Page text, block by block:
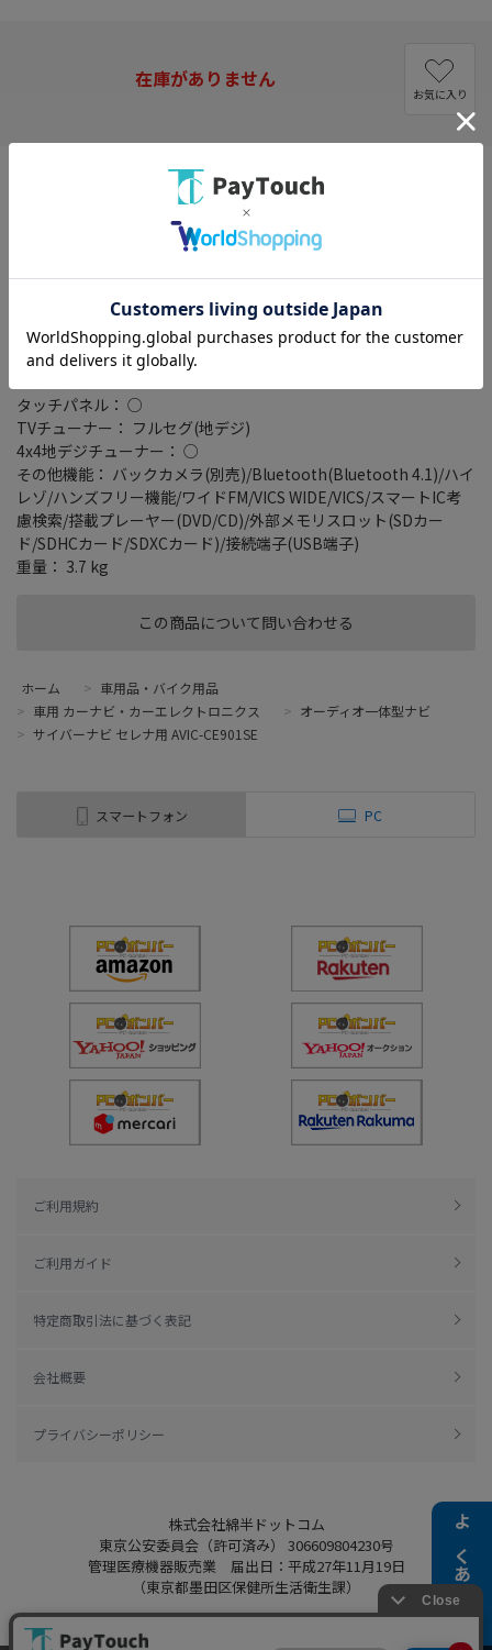
よくある質問
この商品について問い合わせる
在庫がありません
お気に入り
操作キーをセレナの内装に合わせて自然に指が届く位置に配置し
た、日産・セレナ専用の10型カーナビ。
セレナへ最適化したセッティングデータをプリインストールして
いるので、簡単な操作で設定が完了する。
画面サイズ： 10 型
解像度： 1280×720
タッチパネル： ○
TVチューナー： フルセグ(地デジ)
4x4地デジチューナー： ○
その他機能： バックカメラ(別売)/Bluetooth(Bluetooth 4.1)/ハイ
レゾ/ハンズフリー機能/ワイドFM/VICS WIDE/VICS/スマートIC考
慮検索/搭載プレーヤー(DVD/CD)/外部メモリスロット(SDカー
ド/SDHCカード/SDXCカード)/接続端子(USB端子)
重量： 3.7 kg
ホーム > 車用品・バイク用品
> 車用 カーナビ・カーエレクトロニクス > オーディオ一体型ナビ
> サイバーナビ セレナ用 AVIC-CE901SE
スマートフォン PC
ご利用規約
ご利用ガイド
特定商取引法に基づく表記
会社概要
プライバシーポリシー
株式会社綿半ドットコム
東京公安委員会（許可済み） 306609804230号
管理医療機器販売業 届出日：平成27年11月19日
（東京都墨田区保健所生活衛生課）